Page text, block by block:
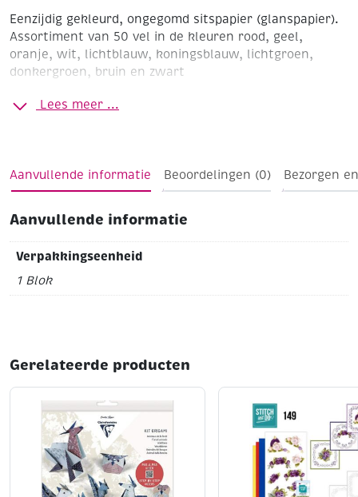
Eenzijdig gekleurd, ongegomd sitspapier (glanspapier).
Assortiment van 50 vel in de kleuren rood, geel,
oranje, wit, lichtblauw, koningsblauw, lichtgroen,
donkergroen, bruin en zwart
Lees meer ...
Aanvullende informatie Beoordelingen (0) Bezorgen
Aanvullende informatie
Verpakkingseenheid
1 Blok
Gerelateerde producten